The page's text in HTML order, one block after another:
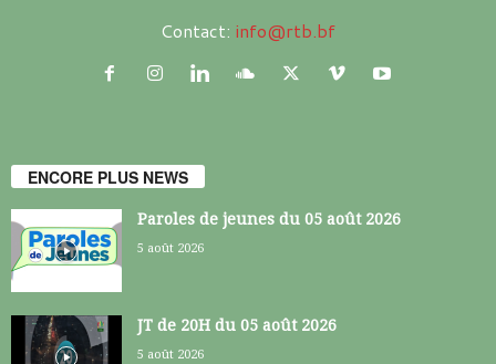
Contact: info@rtb.bf
ENCORE PLUS NEWS
Paroles de jeunes du 05 août 2026
5 août 2026
JT de 20H du 05 août 2026
5 août 2026